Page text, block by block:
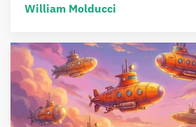
William Molducci